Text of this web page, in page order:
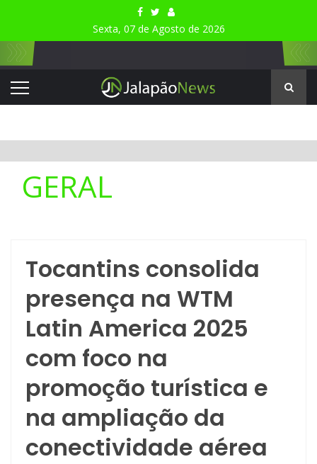
Sexta, 07 de Agosto de 2026
GERAL
Tocantins consolida
presença na WTM
Latin America 2025
com foco na
promoção turística e
na ampliação da
conectividade aérea